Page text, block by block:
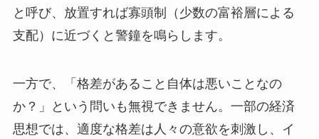
と呼び、放置すれば寡頭制（少数の富裕層による
支配）に近づくと警鐘を鳴らします。
一方で、「格差があること自体は悪いことなの
か？」という問いも無視できません。一部の経済
思想では、適度な格差は人々の意欲を刺激し、イ